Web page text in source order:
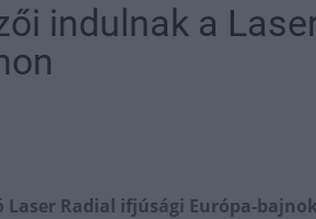
indulnak a
Radial ifjúsági Európa-